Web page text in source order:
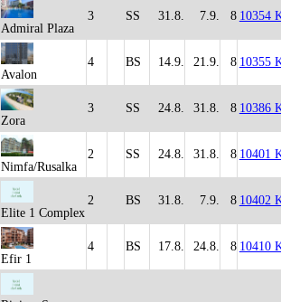
Admiral Plaza
3 SS 31.8. 7.9. 8 10354
Avalon
4 BS 14.9. 21.9. 8 10355
Zora
3 SS 24.8. 31.8. 8 10386
Nimfa/Rusalka
2 SS 24.8. 31.8. 8 10401
Elite 1 Complex
2 BS 31.8. 7.9. 8 10402
Efir 1
4 BS 17.8. 24.8. 8 10410